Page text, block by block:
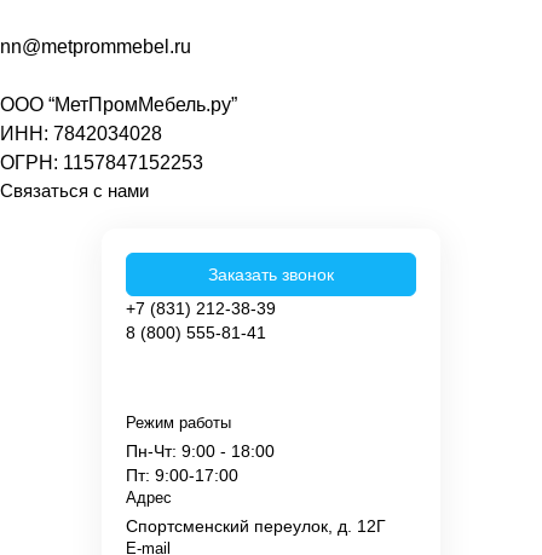
nn@metprommebel.ru
ООО “МетПромМебель.ру”
ИНН: 7842034028
ОГРН: 1157847152253
Связаться с нами
8 (800) 555-81-41
+7 (831) 212-38-39
Заказать звонок
E-mail
Адрес
Спортсменский переулок, д. 12Г
Режим работы
Пн-Чт: 9:00 - 18:00
Пт: 9:00-17:00